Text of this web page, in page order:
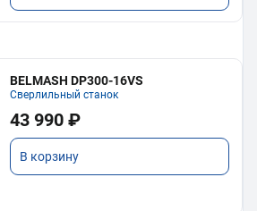
BELMASH DP300-16VS
Сверлильный станок
43 990 ₽
В корзину